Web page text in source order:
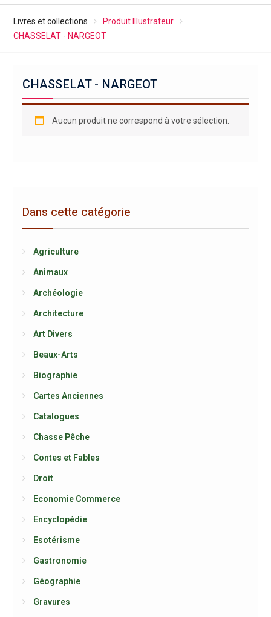
Livres et collections
Produit Illustrateur
CHASSELAT - NARGEOT
CHASSELAT - NARGEOT
Aucun produit ne correspond à votre sélection.
Dans cette catégorie
Agriculture
Animaux
Archéologie
Architecture
Art Divers
Beaux-Arts
Biographie
Cartes Anciennes
Catalogues
Chasse Pêche
Contes et Fables
Droit
Economie Commerce
Encyclopédie
Esotérisme
Gastronomie
Géographie
Gravures